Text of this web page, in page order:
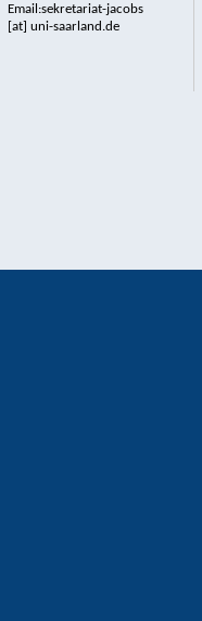
Email:sekretariat-jacobs
[at] uni-saarland.de